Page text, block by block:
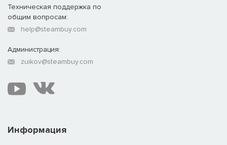
Информация
Техническая поддержка по
общим вопросам:
help@steambuy.com
Администрация:
zuikov@steambuy.com